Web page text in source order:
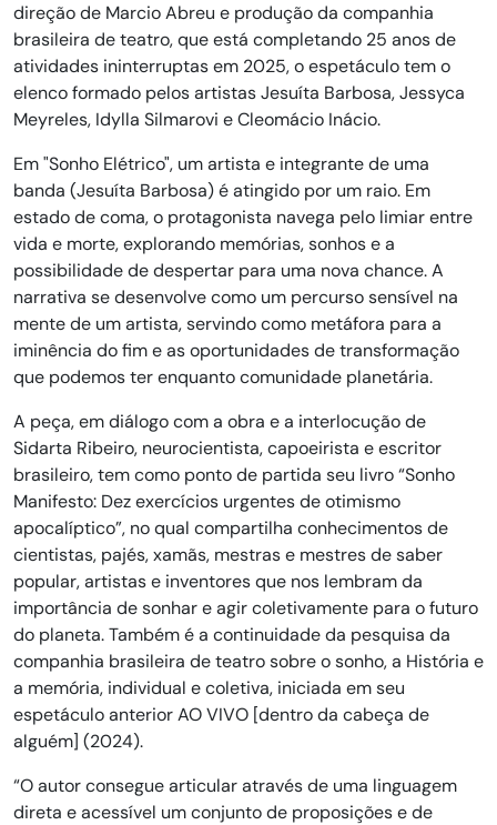
direção de Marcio Abreu e produção da companhia
brasileira de teatro, que está completando 25 anos de
atividades ininterruptas em 2025, o espetáculo tem o
elenco formado pelos artistas Jesuíta Barbosa, Jessyca
Meyreles, Idylla Silmarovi e Cleomácio Inácio.
Em "Sonho Elétrico", um artista e integrante de uma
banda (Jesuíta Barbosa) é atingido por um raio. Em
estado de coma, o protagonista navega pelo limiar entre
vida e morte, explorando memórias, sonhos e a
possibilidade de despertar para uma nova chance. A
narrativa se desenvolve como um percurso sensível na
mente de um artista, servindo como metáfora para a
iminência do fim e as oportunidades de transformação
que podemos ter enquanto comunidade planetária.
A peça, em diálogo com a obra e a interlocução de
Sidarta Ribeiro, neurocientista, capoeirista e escritor
brasileiro, tem como ponto de partida seu livro “Sonho
Manifesto: Dez exercícios urgentes de otimismo
apocalíptico”, no qual compartilha conhecimentos de
cientistas, pajés, xamãs, mestras e mestres de saber
popular, artistas e inventores que nos lembram da
importância de sonhar e agir coletivamente para o futuro
do planeta. Também é a continuidade da pesquisa da
companhia brasileira de teatro sobre o sonho, a História e
a memória, individual e coletiva, iniciada em seu
espetáculo anterior AO VIVO [dentro da cabeça de
alguém] (2024).
“O autor consegue articular através de uma linguagem
direta e acessível um conjunto de proposições e de